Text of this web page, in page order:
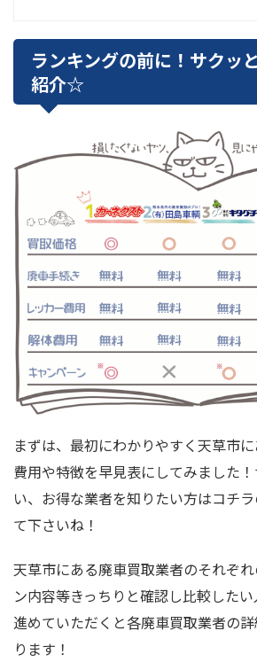
ランキングの前に！サクッ
紹介☆
まずは、最初にわかりやすく天草市
費用や特徴を早見表にしてみました
い、お得な業者を知りたい方はコチ
て下さいね！
天草市にある廃車買取業者のそれぞ
ン内容等きっちりと確認し比較した
進めていただくと各廃車買取業者の
ります！